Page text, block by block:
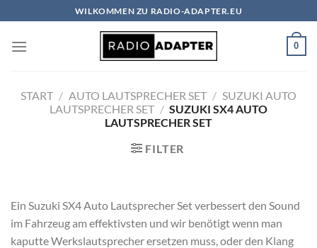
Inhalt
springen
WILKOMMEN ZU RADIO-ADAPTER.EU
0
START / AUTO LAUTSPRECHER SET / SUZUKI AUTO
LAUTSPRECHER SET / SUZUKI SX4 AUTO
LAUTSPRECHER SET
FILTER
Ein Suzuki SX4 Auto Lautsprecher Set verbessert den Sound
im Fahrzeug am effektivsten und wir benötigt wenn man
kaputte Werkslautsprecher ersetzen muss, oder den Klang